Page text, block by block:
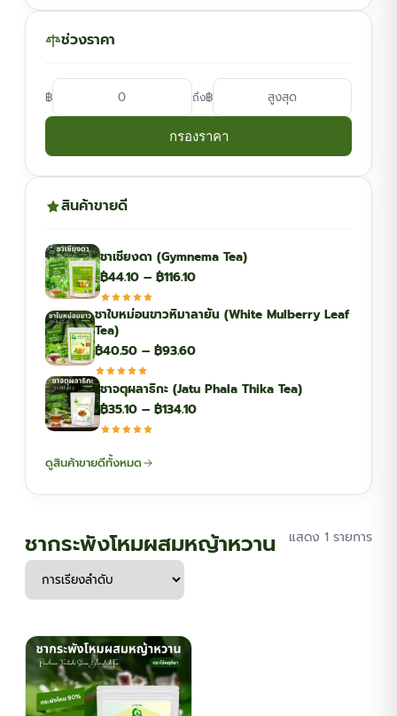
ช่วงราคา
฿ ถึง฿
กรองราคา
สินค้าขายดี
ชาเชียงดา (Gymnema Tea)
฿44.10 – ฿116.10Price
฿44.10
฿116.10
ชาใบหม่อนขาวหิมาลายัน (White Mulberry Leaf
Tea)
฿40.50 – ฿93.60Price
฿40.50
through
ชาจตุผลาธิกะ (Jatu Phala Thika Tea)
฿35.10 – ฿134.10Price
ดูสินค้าขายดีทั้งหมด
ชากระพังโหมผสมหญ้าหวาน แสดง 1 รายการ